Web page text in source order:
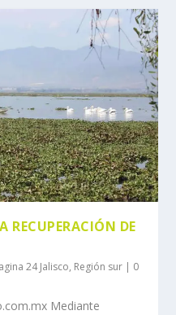
RECUPERACIÓN DE
24 Jalisco, Región sur | 0
Mediante